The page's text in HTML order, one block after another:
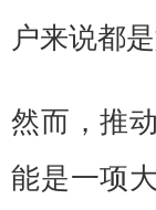
户来说都
然而，推
能是一项